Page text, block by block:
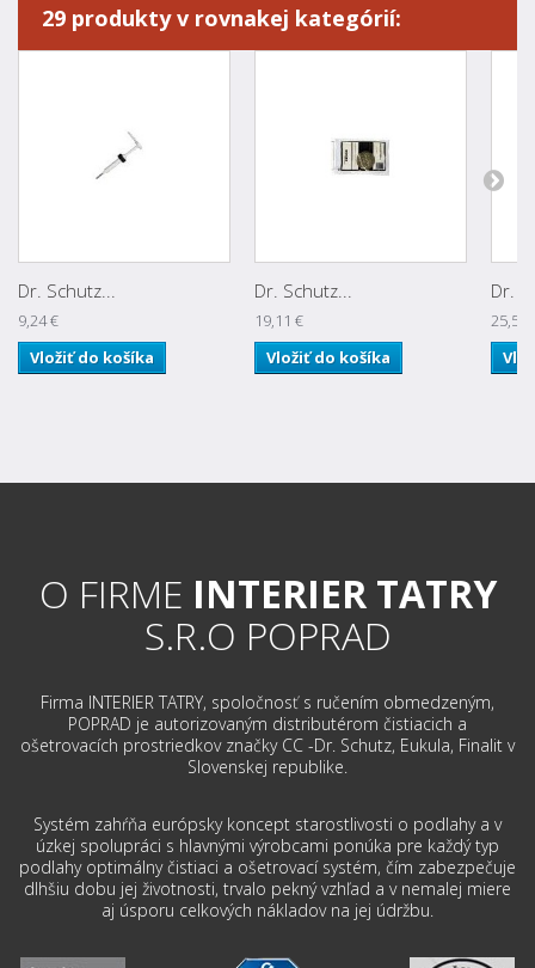
29 produkty v rovnakej kategórií:
Dr. Schutz...
9,24 €
Vložiť do košíka
Dr. Schutz...
19,11 €
Vložiť do košíka
Dr.
25,58
O FIRME INTERIER TATRY
S.R.O POPRAD
Firma INTERIER TATRY, spoločnosť s ručením obmedzeným,
POPRAD je autorizovaným distributérom čistiacich a
ošetrovacích prostriedkov značky CC -Dr. Schutz, Eukula, Finalit v
Slovenskej republike.
Systém zahŕňa európsky koncept starostlivosti o podlahy a v
úzkej spolupráci s hlavnými výrobcami ponúka pre každý typ
podlahy optimálny čistiaci a ošetrovací systém, čím zabezpečuje
dlhšiu dobu jej životnosti, trvalo pekný vzhľad a v nemalej miere
aj úsporu celkových nákladov na jej údržbu.